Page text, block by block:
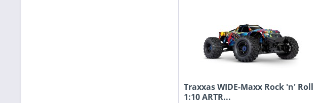
Traxxas WIDE-Maxx Rock 'n' Roll
1:10 ARTR...